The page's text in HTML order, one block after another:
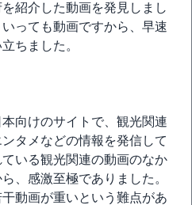
紹介した動画を発見しまし
っても動画ですから、早速
ちました。
向けのサイトで、観光関連
タメなどの情報を発信して
いる観光関連の動画のなか
、感激至極でありました。
動画が重いという難点があ